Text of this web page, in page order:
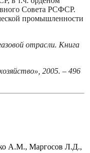
Совета РСФСР.
промышленности
отрасли. Книга
2005. – 496
А.М., Маргосов Л.Д.,